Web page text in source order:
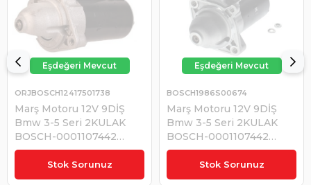
Stok Sorunuz
Marş Motoru 12V 9DİŞ
Bmw 3-5 Seri 2KULAK
BOSCH-0001107442
1986S00674 STR5094
UMM3371 STR2104 | ORJ
BOSCH12417501738
ORJBOSCH12417501738
₺8.240,16 Stok Sorunuz
Marş Motoru 12V 9DİŞ
Bmw 3-5 Seri 2KULAK
BOSCH-0001107442
1986S00674 STR5094
UMM3371 12412354709 |
BOSCH 1986S00674
BOSCH1986S00674
₺7.880,34